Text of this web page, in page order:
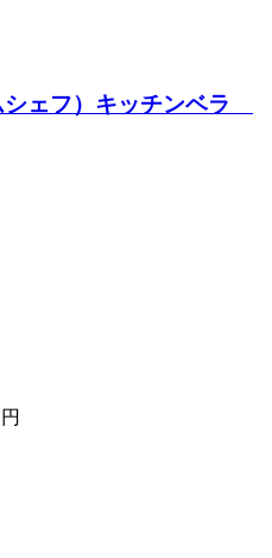
ェフ）キッチンベラ
円